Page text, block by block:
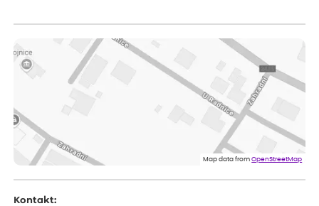
Vše přišlo velice rychle krásně zabalené. Rostlinky po přesazení
velice dobře prospívají
Jarda
Dobrý den, byli jsme spokojeni
Eshop, objednání bylo v pořádku, žádný problém. Jen jsem byla
smutná z dodávky jedné kytky, která nebyla v nejlepší kondici a i
Map data fromOpenStreetMap
Kontakt: